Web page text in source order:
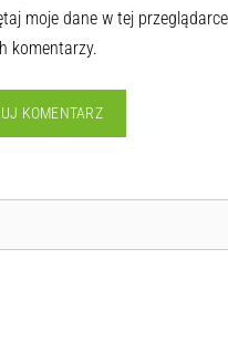
moje dane w tej
komentarzy.